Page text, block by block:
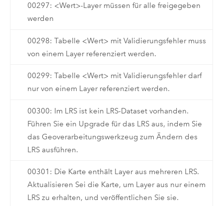
00297: <Wert>-Layer müssen für alle freigegeben
werden
00298: Tabelle <Wert> mit Validierungsfehler muss
von einem Layer referenziert werden.
00299: Tabelle <Wert> mit Validierungsfehler darf
nur von einem Layer referenziert werden.
00300: Im LRS ist kein LRS-Dataset vorhanden.
Führen Sie ein Upgrade für das LRS aus, indem Sie
das Geoverarbeitungswerkzeug zum Ändern des
LRS ausführen.
00301: Die Karte enthält Layer aus mehreren LRS.
Aktualisieren Sei die Karte, um Layer aus nur einem
LRS zu erhalten, und veröffentlichen Sie sie.